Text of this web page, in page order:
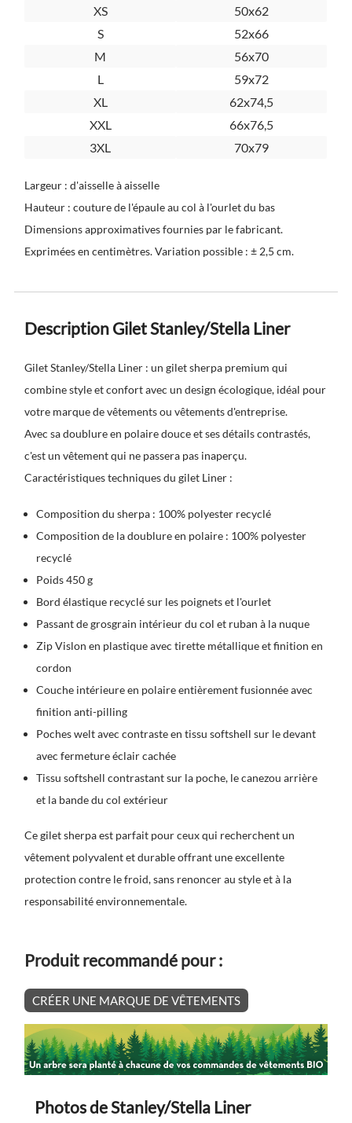
XS
50x62
S
52x66
M
56x70
L
59x72
XL
62x74,5
XXL
66x76,5
3XL
70x79
Largeur : d'aisselle à aisselle
Hauteur : couture de l'épaule au col à l'ourlet du bas
Dimensions approximatives fournies par le fabricant.
Exprimées en centimètres. Variation possible : ± 2,5 cm.
Description Gilet Stanley/Stella Liner
Gilet Stanley/Stella Liner : un gilet sherpa premium qui
combine style et confort avec un design écologique, idéal pour
votre marque de vêtements ou vêtements d'entreprise.
Avec sa doublure en polaire douce et ses détails contrastés,
c'est un vêtement qui ne passera pas inaperçu.
Caractéristiques techniques du gilet Liner :
Composition du sherpa : 100% polyester recyclé
Composition de la doublure en polaire : 100% polyester
recyclé
Poids 450 g
Bord élastique recyclé sur les poignets et l'ourlet
Passant de grosgrain intérieur du col et ruban à la nuque
Zip Vislon en plastique avec tirette métallique et finition en
cordon
Couche intérieure en polaire entièrement fusionnée avec
finition anti-pilling
Poches welt avec contraste en tissu softshell sur le devant
avec fermeture éclair cachée
Tissu softshell contrastant sur la poche, le canezou arrière
et la bande du col extérieur
Ce gilet sherpa est parfait pour ceux qui recherchent un
vêtement polyvalent et durable offrant une excellente
protection contre le froid, sans renoncer au style et à la
responsabilité environnementale.
Produit recommandé pour :
CRÉER UNE MARQUE DE VÊTEMENTS
Photos de Stanley/Stella Liner